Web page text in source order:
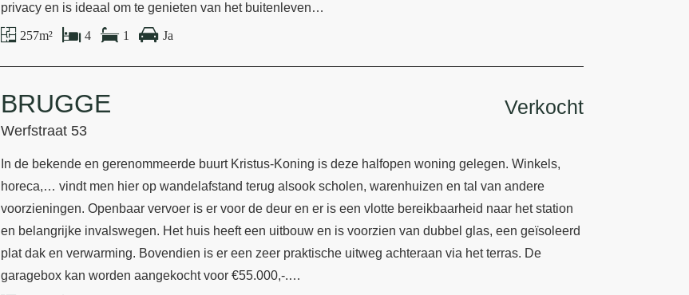
privacy en is ideaal om te genieten van het buitenleven…
257 m² 4 1 Ja
BRUGGE
Werfstraat 53
Verkocht
In de bekende en gerenommeerde buurt Kristus-Koning is deze halfopen woning gelegen. Winkels,
horeca,… vindt men hier op wandelafstand terug alsook scholen, warenhuizen en tal van andere
voorzieningen. Openbaar vervoer is er voor de deur en er is een vlotte bereikbaarheid naar het station
en belangrijke invalswegen. Het huis heeft een uitbouw en is voorzien van dubbel glas, een geïsoleerd
plat dak en verwarming. Bovendien is er een zeer praktische uitweg achteraan via het terras. De
garagebox kan worden aangekocht voor €55.000,-.…